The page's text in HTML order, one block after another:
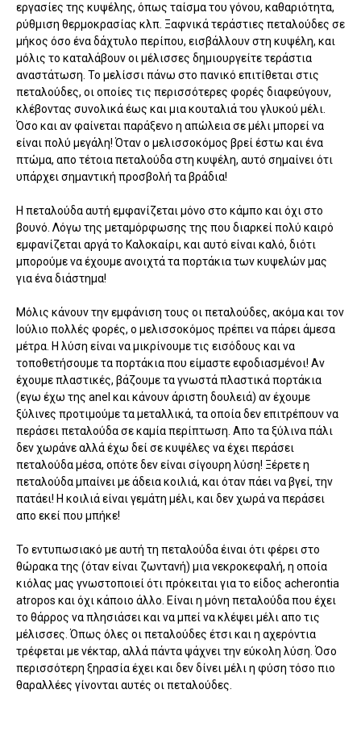
εργασίες της κυψέλης, όπως ταίσμα του γόνου, καθαριότητα,
ρύθμιση θερμοκρασίας κλπ. Ξαφνικά τεράστιες πεταλούδες σε
μήκος όσο ένα δάχτυλο περίπου, εισβάλλουν στη κυψέλη, και
μόλις το καταλάβουν οι μέλισσες δημιουργείτε τεράστια
αναστάτωση. Το μελίσσι πάνω στο πανικό επιτίθεται στις
πεταλούδες, οι οποίες τις περισσότερες φορές διαφεύγουν,
κλέβοντας συνολικά έως και μια κουταλιά του γλυκού μέλι.
Όσο και αν φαίνεται παράξενο η απώλεια σε μέλι μπορεί να
είναι πολύ μεγάλη! Όταν ο μελισσοκόμος βρεί έστω και ένα
πτώμα, απο τέτοια πεταλούδα στη κυψέλη, αυτό σημαίνει ότι
υπάρχει σημαντική προσβολή τα βράδια!
Η πεταλούδα αυτή εμφανίζεται μόνο στο κάμπο και όχι στο
βουνό. Λόγω της μεταμόρφωσης της που διαρκεί πολύ καιρό
εμφανίζεται αργά το Καλοκαίρι, και αυτό είναι καλό, διότι
μπορούμε να έχουμε ανοιχτά τα πορτάκια των κυψελών μας
για ένα διάστημα!
Μόλις κάνουν την εμφάνιση τους οι πεταλούδες, ακόμα και τον
Ιούλιο πολλές φορές, ο μελισσοκόμος πρέπει να πάρει άμεσα
μέτρα. Η λύση είναι να μικρίνουμε τις εισόδους και να
τοποθετήσουμε τα πορτάκια που είμαστε εφοδιασμένοι! Αν
έχουμε πλαστικές, βάζουμε τα γνωστά πλαστικά πορτάκια
(εγω έχω της anel και κάνουν άριστη δουλειά) αν έχουμε
ξύλινες προτιμούμε τα μεταλλικά, τα οποία δεν επιτρέπουν να
περάσει πεταλούδα σε καμία περίπτωση. Απο τα ξύλινα πάλι
δεν χωράνε αλλά έχω δεί σε κυψέλες να έχει περάσει
πεταλούδα μέσα, οπότε δεν είναι σίγουρη λύση! Ξέρετε η
πεταλούδα μπαίνει με άδεια κοιλιά, και όταν πάει να βγεί, την
πατάει! Η κοιλιά είναι γεμάτη μέλι, και δεν χωρά να περάσει
απο εκεί που μπήκε!
Το εντυπωσιακό με αυτή τη πεταλούδα έιναι ότι φέρει στο
θώρακα της (όταν είναι ζωντανή) μια νεκροκεφαλή, η οποία
κιόλας μας γνωστοποιεί ότι πρόκειται για το είδος acherontia
atropos και όχι κάποιο άλλο. Είναι η μόνη πεταλούδα που έχει
το θάρρος να πλησιάσει και να μπεί να κλέψει μέλι απο τις
μέλισσες. Όπως όλες οι πεταλούδες έτσι και η αχερόντια
τρέφεται με νέκταρ, αλλά πάντα ψάχνει την εύκολη λύση. Όσο
περισσότερη ξηρασία έχει και δεν δίνει μέλι η φύση τόσο πιο
θαραλλέες γίνονται αυτές οι πεταλούδες.